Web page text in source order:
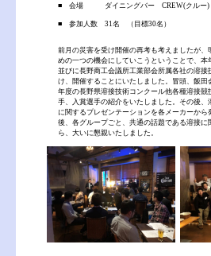
■ 会場 ダイニングバー CREW(クルー)
■ 参加人数 31名 （目標30名）
前月の災害を受け開催の再考も考えましたが、
めの一つの機会にしていこうということで、本
並びに長野商工会議所工業部会所属各社の溶接
け、開催することにいたしました。冒頭、飯田
年度の長野県溶接技術コンクール他各種溶接競
手、入賞選手の紹介をいたしました。その後、
に関するプレゼンテーションを各メーカーから
後、各グループごと、共通の話題である溶接に
ら、大いに懇親いたしました。